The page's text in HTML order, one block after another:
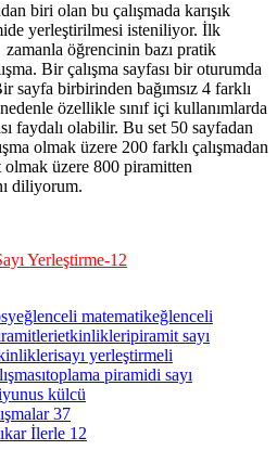
biri olan bu çalışmada karışık
yerleştirilmesi isteniliyor. İlk
öğrencinin bazı pratik
Bir çalışma sayfası bir oturumda
sayfa birbirinden bağımsız 4 farklı
özellikle sınıf içi kullanımlarda
faydalı olabilir. Bu set 50 sayfadan
olmak üzere 200 farklı çalışmadan
olmak üzere 800 piramitten
diliyorum.
Yerleştirme-12
eğlenceli matematikeğlenceli
etkinlikleripiramit sayı
sayı yerleştirmeli
toplama piramidi sayı
yunus külcü
37
İlerle 12